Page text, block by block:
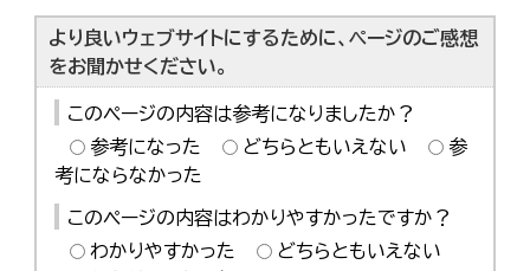
より良いウェブサイトにするために、ページのご感想
をお聞かせください。
このページの内容は参考になりましたか？
参考になった
どちらともいえない
参
考にならなかった
このページの内容はわかりやすかったですか？
わかりやすかった
どちらともいえない